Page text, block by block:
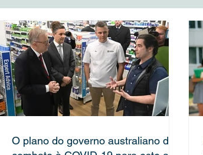
O plano do governo australiano de